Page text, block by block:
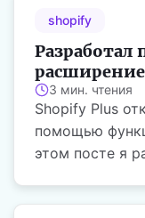
shopify
3 мин. чтения
Shopify Plus
помощью
этом посте я